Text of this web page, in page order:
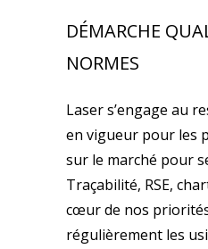
DÉMARCHE
NORMES
Laser s’engage au
en vigueur pour les
sur le marché pour
Traçabilité, RSE,
cœur de nos
régulièrement les